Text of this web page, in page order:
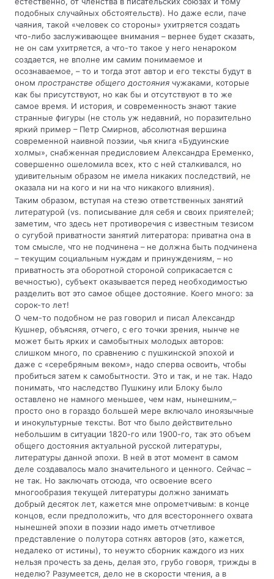
подобных случайных обстоятельств). Но даже если, паче
чаяния, такой «человек со стороны» ухитряется создать
что-либо заслуживающее внимания – вернее будет сказать,
не он сам ухитряется, а что-то такое у него ненароком
создается, не вполне им самим понимаемое и
осознаваемое, – то и тогда этот автор и его тексты будут в
оном пространстве общего достояния чужаками, которые
как бы присутствуют, но как бы и отсутствуют в то же
самое время. И история, и современность знают такие
странные фигуры (не столь уж недавний, но поразительно
яркий пример – Петр Смирнов, абсолютная вершина
современной наивной поэзии, чья книга «Будуинские
холмы», снабженная предисловием Александра Еременко,
совершенно ошеломила всех, кто с ней сталкивался, но
удивительным образом не имела никаких последствий, не
оказала ни на кого и ни на что никакого влияния).
Таким образом, вступая на стезю ответственных занятий
литературой (vs. пописывание для себя и своих приятелей;
заметим, что здесь нет противоречия с известным тезисом
о сугубой приватности занятий литератора: приватна она в
том смысле, что не подчинена – не должна быть подчинена
– текущим социальным нуждам и принуждениям, – но
приватность эта оборотной стороной соприкасается с
вечностью), субъект оказывается перед необходимостью
разделить вот это самое общее достояние. Коего много: за
сорок-то лет!
О чем-то подобном не раз говорил и писал Александр
Кушнер, объясняя, отчего, с его точки зрения, нынче не
может быть ярких и самобытных молодых авторов:
слишком много, по сравнению с пушкинской эпохой и
даже с «серебряным веком», надо сперва освоить, чтобы
пробиться затем к самобытности. Это и так, и не так. Надо
понимать, что наследство Пушкину или Блоку было
оставлено не намного меньшее, чем нам, нынешним,–
просто оно в гораздо большей мере включало иноязычные
и инокультурные тексты. Вот что было действительно
небольшим в ситуации 1820-го или 1900-го, так это объем
общего достояния актуальной русской литературы,
литературы данной эпохи. В ней в этот момент в самом
деле создавалось мало значительного и ценного. Сейчас –
не так. Но заключать отсюда, что освоение всего
многообразия текущей литературы должно занимать
добрый десяток лет, кажется мне опрометчивым: в конце
концов, если предположить, что для всестороннего охвата
нынешней эпохи в поэзии надо иметь отчетливое
представление о полутора сотнях авторов (это, кажется,
недалеко от истины), то неужто сборник каждого из них
нельзя прочесть за день, делая это, грубо говоря, трижды в
неделю? Разумеется, дело не в скорости чтения, а в